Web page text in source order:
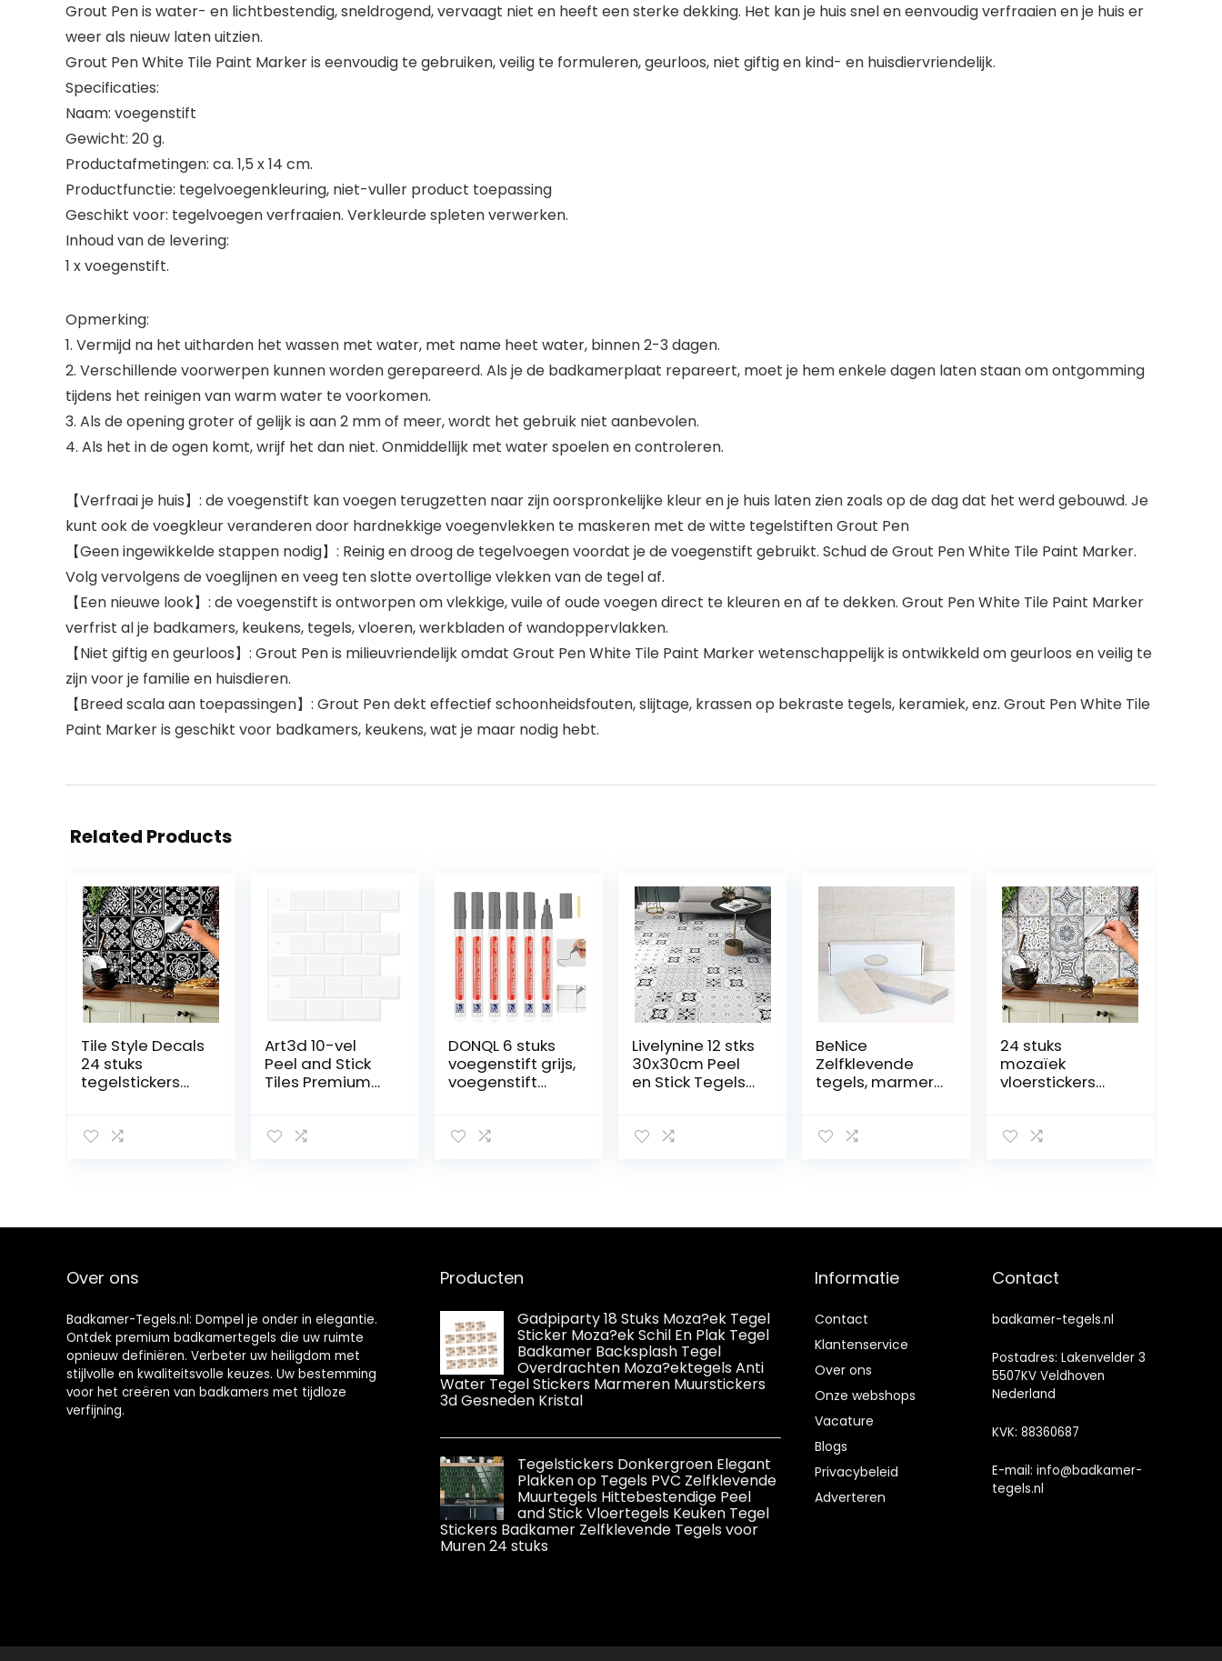
Grout Pen is water- en lichtbestendig, sneldrogend, vervaagt niet en heeft een sterke dekking. Het kan je huis snel en eenvoudig verfraaien en je huis er
weer als nieuw laten uitzien.
Grout Pen White Tile Paint Marker is eenvoudig te gebruiken, veilig te formuleren, geurloos, niet giftig en kind- en huisdiervriendelijk.
Specificaties:
Naam: voegenstift
Gewicht: 20 g.
Productafmetingen: ca. 1,5 x 14 cm.
Productfunctie: tegelvoegenkleuring, niet-vuller product toepassing
Geschikt voor: tegelvoegen verfraaien. Verkleurde spleten verwerken.
Inhoud van de levering:
1 x voegenstift.
Opmerking:
1. Vermijd na het uitharden het wassen met water, met name heet water, binnen 2-3 dagen.
2. Verschillende voorwerpen kunnen worden gerepareerd. Als je de badkamerplaat repareert, moet je hem enkele dagen laten staan om ontgomming
tijdens het reinigen van warm water te voorkomen.
3. Als de opening groter of gelijk is aan 2 mm of meer, wordt het gebruik niet aanbevolen.
4. Als het in de ogen komt, wrijf het dan niet. Onmiddellijk met water spoelen en controleren.
【Verfraai je huis】: de voegenstift kan voegen terugzetten naar zijn oorspronkelijke kleur en je huis laten zien zoals op de dag dat het werd gebouwd. Je
kunt ook de voegkleur veranderen door hardnekkige voegenvlekken te maskeren met de witte tegelstiften Grout Pen
【Geen ingewikkelde stappen nodig】: Reinig en droog de tegelvoegen voordat je de voegenstift gebruikt. Schud de Grout Pen White Tile Paint Marker.
Volg vervolgens de voeglijnen en veeg ten slotte overtollige vlekken van de tegel af.
【Een nieuwe look】: de voegenstift is ontworpen om vlekkige, vuile of oude voegen direct te kleuren en af te dekken. Grout Pen White Tile Paint Marker
verfrist al je badkamers, keukens, tegels, vloeren, werkbladen of wandoppervlakken.
【Niet giftig en geurloos】: Grout Pen is milieuvriendelijk omdat Grout Pen White Tile Paint Marker wetenschappelijk is ontwikkeld om geurloos en veilig te
zijn voor je familie en huisdieren.
【Breed scala aan toepassingen】: Grout Pen dekt effectief schoonheidsfouten, slijtage, krassen op bekraste tegels, keramiek, enz. Grout Pen White Tile
Paint Marker is geschikt voor badkamers, keukens, wat je maar nodig hebt.
Related Products
Tile Style Decals
24 stuks
tegelstickers
zwart),
tegelfolie voor
Art3d 10-vel
Peel and Stick
Tiles Premium
Backsplash Voor
Wandpaneel
DONQL 6 stuks
voegenstift grijs,
voegenstift
badkamer,
voegenreparati
voor tegels,
tegels,
Livelynine 12 stks
30x30cm Peel
en Stick Tegels
Tegel Bekleding
Tegels Schil en
BeNice
Zelfklevende
tegels, marmer,
keuken en
24 stuks
mozaïek
vloerstickers
15x15cm tegels
tegelfolie voor
Over ons
Badkamer-Tegels.nl: Dompel je onder in elegantie.
Ontdek premium badkamertegels die uw ruimte
opnieuw definiëren. Verbeter uw heiligdom met
stijlvolle en kwaliteitsvolle keuzes. Uw bestemming
voor het creëren van badkamers met tijdloze
verfijning.
Producten
Gadpiparty 18 Stuks Moza?ek Tegel
Sticker Moza?ek Schil En Plak Tegel
Badkamer Backsplash Tegel
Overdrachten Moza?ektegels Anti
Water Tegel Stickers Marmeren Muurstickers
3d Gesneden Kristal
Tegelstickers Donkergroen Elegant
Plakken op Tegels PVC Zelfklevende
Muurtegels Hittebestendige Peel
and Stick Vloertegels Keuken Tegel
Stickers Badkamer Zelfklevende Tegels voor
Muren 24 stuks
Informatie
Contact
Klantenservice
Over ons
Onze webshops
Vacature
Blogs
Privacybeleid
Adverteren
Contact
badkamer-tegels.nl
Postadres: Lakenvelder 3
5507KV Veldhoven
Nederland
KVK: 88360687
E-mail:info@badkamer-
tegels.nl